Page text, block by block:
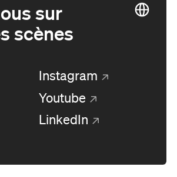
sur
scènes
Instagram
Youtube
LinkedIn